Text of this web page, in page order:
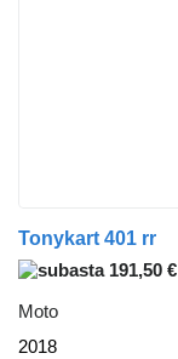
Tonykart 401 rr
191,50 €
Moto
2018